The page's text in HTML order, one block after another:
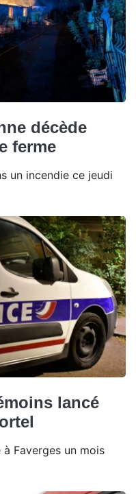
décède
ferme
un incendie ce jeudi
lancé
Faverges un mois